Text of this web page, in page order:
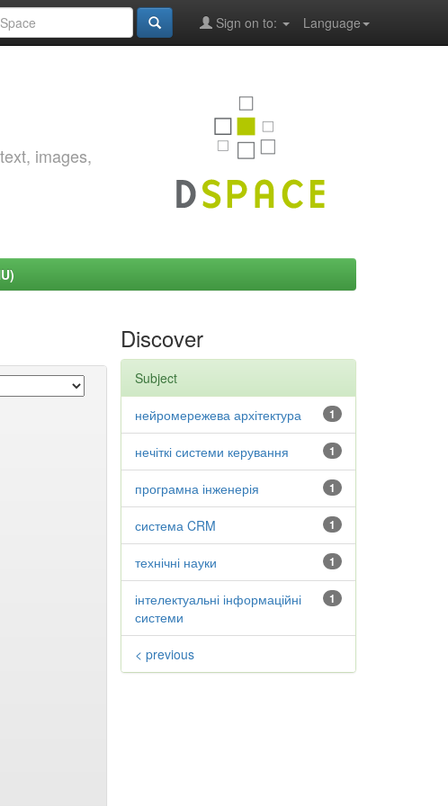
Language
Sign on to:
images,
Discover
Subject
1
нейромережева архітектура
1
нечіткі системи керування
1
програмна інженерія
1
система CRM
1
технічні науки
1
інтелектуальні інформаційні
системи
< previous